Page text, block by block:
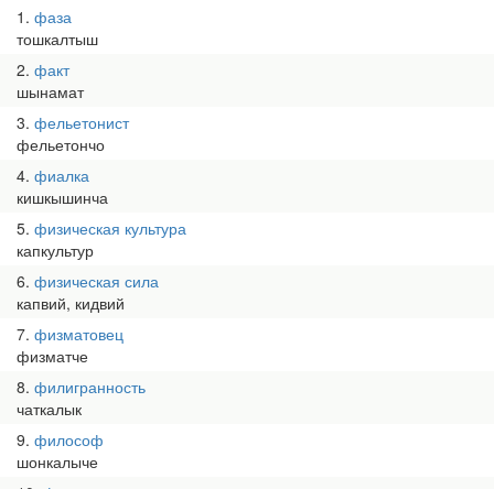
1 фаза
тошкалтыш
2 факт
шынамат
3 фельетонист
фельетончо
4 фиалка
кишкышинча
5 физическая культура
капкультур
6 физическая сила
капвий, кидвий
7 физматовец
физматче
8 филигранность
чаткалык
9 философ
шонкалыче